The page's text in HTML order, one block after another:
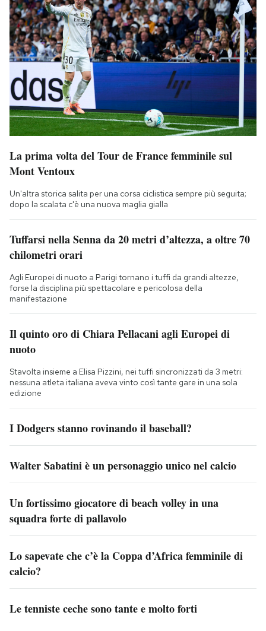
La prima volta del Tour de France femminile sul
Mont Ventoux
Un'altra storica salita per una corsa ciclistica sempre più seguita;
dopo la scalata c'è una nuova maglia gialla
Tuffarsi nella Senna da 20 metri d’altezza, a oltre 70
chilometri orari
Agli Europei di nuoto a Parigi tornano i tuffi da grandi altezze,
forse la disciplina più spettacolare e pericolosa della
manifestazione
Il quinto oro di Chiara Pellacani agli Europei di
nuoto
Stavolta insieme a Elisa Pizzini, nei tuffi sincronizzati da 3 metri:
nessuna atleta italiana aveva vinto così tante gare in una sola
edizione
I Dodgers stanno rovinando il baseball?
Walter Sabatini è un personaggio unico nel calcio
Un fortissimo giocatore di beach volley in una
squadra forte di pallavolo
Lo sapevate che c’è la Coppa d’Africa femminile di
calcio?
Le tenniste ceche sono tante e molto forti